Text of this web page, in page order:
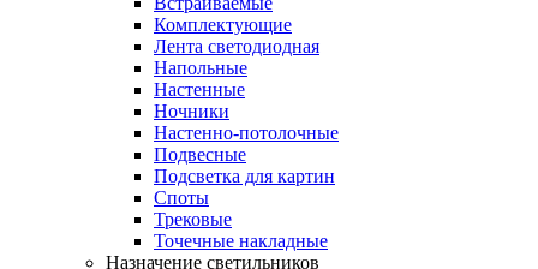
Комплектующие
Лента светодиодная
Напольные
Настенные
Ночники
Настенно-потолочные
Подвесные
Подсветка для картин
Споты
Трековые
Точечные накладные
Назначение светильников